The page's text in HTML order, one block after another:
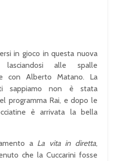
in gioco in questa nuova
lasciandosi alle spalle
con Alberto Matano. La
sappiamo non è stata
programma Rai, e dopo le
è arrivata la bella
a La vita in diretta,
che la Cuccarini fosse